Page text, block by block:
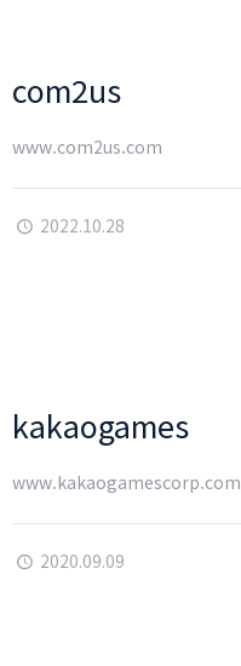
com2us
www.com2us.com
2022.10.28
kakaogames
www.kakaogamescorp.com
2020.09.09